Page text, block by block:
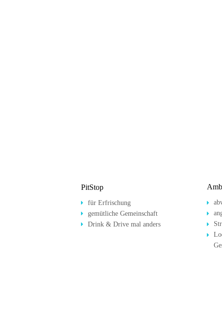




PitStop
für Erfrischung
gemütliche Gemeinschaft
Drink & Drive mal anders


